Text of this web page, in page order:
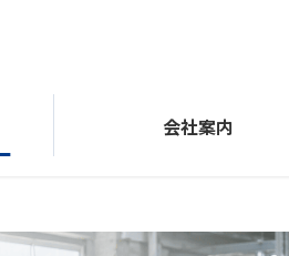
会社案内